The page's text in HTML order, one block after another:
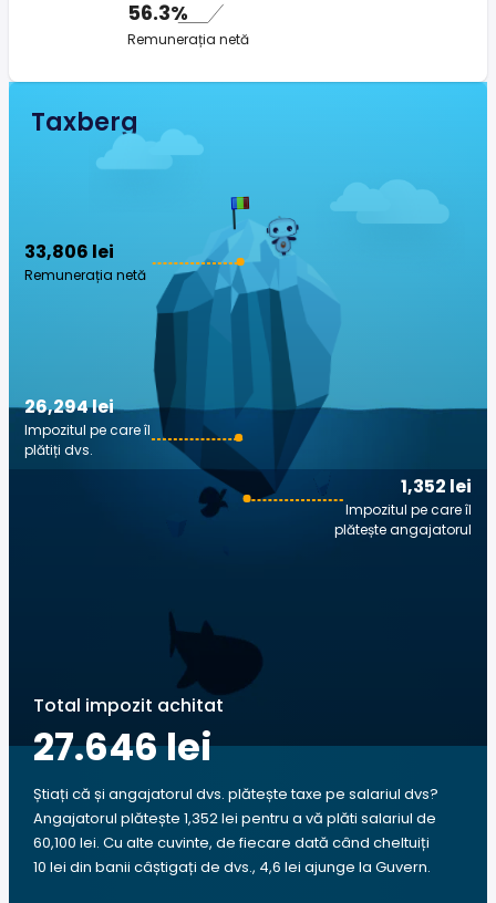
56.3%
Remunerația netă
Taxberg
33,806 lei
Remunerația netă
1,352 lei
Impozitul pe care îl
plătește angajatorul
26,294 lei
Impozitul pe care îl
plătiți dvs.
Total impozit achitat
27.646 lei
Știați că și angajatorul dvs. plătește taxe pe salariul dvs?
Angajatorul plătește 1,352 lei pentru a vă plăti salariul de
60,100 lei. Cu alte cuvinte, de fiecare dată când cheltuiți
10 lei din banii câștigați de dvs., 4,6 lei ajunge la Guvern.